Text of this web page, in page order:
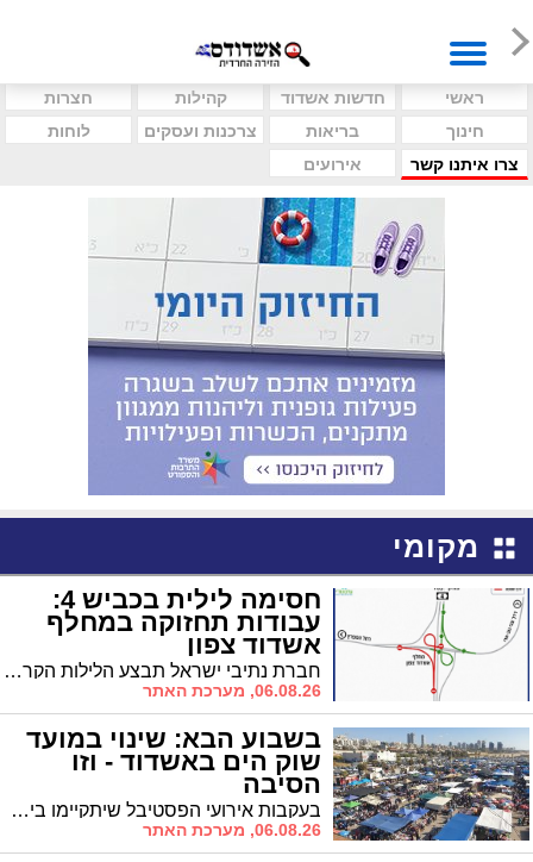
ראשי חדשות אשדוד קהילות
חצרות
חינוך
בריאות צרכנות ועסקים
לוחות
צרו איתנו קשר
אירועים
מקומי
חסימה לילית בכביש 4:
עבודות תחזוקה במחלף
אשדוד צפון
חברת נתיבי ישראל תבצע הלילות הקרובים עבודות לחידוש סימוני הדרך והתקנת עיני חתול. בשל העבודות, ייסגרו רמפות הכניסה לכביש 4 לכיוון דרום, ולנהגים מומלץ להשתמש בדרכים חלופיות
06.08.26, מערכת האתר
בשבוע הבא: שינוי במועד
שוק הים באשדוד - וזו
הסיבה
בעקבות אירועי הפסטיבל שיתקיימו בימים רביעי וחמישי, עיריית אשדוד מעדכנת כי שוק הים השבועי יפעל הפעם ביום שני במקום במועדו הקבוע
06.08.26, מערכת האתר